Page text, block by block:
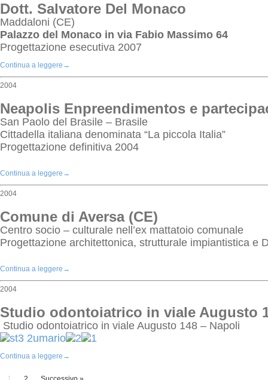
Dott. Salvatore Del Monaco
Maddaloni (CE)
Palazzo del Monaco in via Fabio Massimo 64
Progettazione esecutiva 2007
Continua a leggere →
2004
Neapolis Enpreendimentos e
San Paolo del Brasile – Brasile
Cittadella italiana denominata “La piccola Italia”
Progettazione definitiva 2004
Continua a leggere →
2004
Comune di Aversa (CE)
Centro socio – culturale nell’ex mattatoio comunale
Progettazione architettonica, strutturale impiantistica e
Continua a leggere →
2004
Studio odontoiatrico in viale Augusto
Studio odontoiatrico in viale Augusto 148 – Napoli
Continua a leggere →